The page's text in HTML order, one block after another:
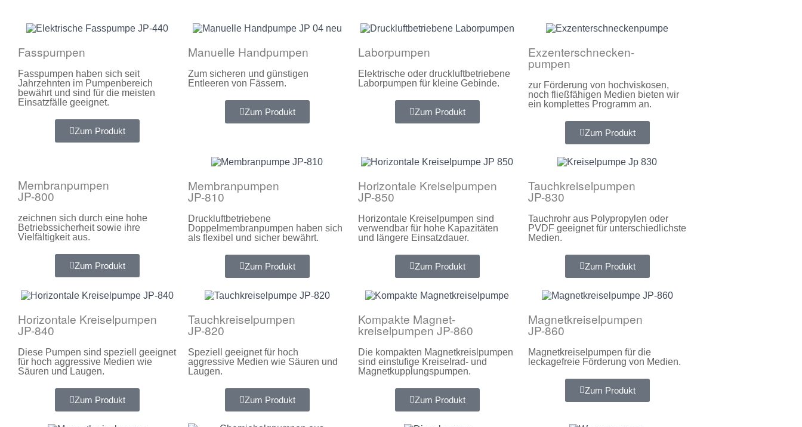
Fasspumpen
Fasspumpen haben sich seit
Jahrzehnten im Pumpenbereich
bewährt und sind für die meisten
Einsatzfälle geeignet.
Zum Produkt
Manuelle Handpumpen
Zum sicheren und günstigen
Entleeren von Fässern.
Zum Produkt
Laborpumpen
Elektrische oder druckluftbetriebene
Laborpumpen für kleine Gebinde.
Zum Produkt
Exzenterschnecken-
pumpen
zur Förderung von hochviskosen,
noch fließfähigen Medien bieten wir
ein komplettes Programm an.
Zum Produkt
Membranpumpen
JP-800
zeichnen sich durch eine hohe
Betriebssicherheit sowie ihre
Vielfältigkeit aus.
Zum Produkt
Membranpumpen
JP-810
Druckluftbetriebene
Doppelmembranpumpen haben sich
als flexibel und sicher bewährt.
Zum Produkt
Horizontale Kreiselpumpen
JP-850
Horizontale Kreiselpumpen sind
verwendbar für hohe Kapazitäten
und längere Einsatzdauer.
Zum Produkt
Tauchkreiselpumpen
JP-830
Tauchrohr aus Polypropylen oder
PVDF geeignet für unterschiedlichste
Medien.
Zum Produkt
Horizontale Kreiselpumpen
JP-840
Diese Pumpen sind speziell geeignet
für hoch aggressive Medien wie
Säuren und Laugen.
Zum Produkt
Tauchkreiselpumpen
JP-820
Speziell geeignet für hoch
aggressive Medien wie Säuren und
Laugen.
Zum Produkt
Kompakte Magnet-
kreiselpumpen JP-860
Die kompakten Magnetkreislpumpen
sind einstufige Kreiselrad- und
Magnetkupplungspumpen.
Zum Produkt
Magnetkreiselpumpen
JP-860
Magnetkreiselpumpen für die
leckagefreie Förderung von Medien.
Zum Produkt